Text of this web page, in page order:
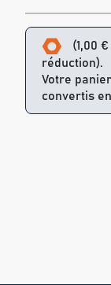
(1,00
réduction).
Votre
convertis